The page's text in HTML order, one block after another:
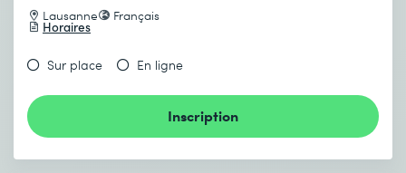
Lausanne Français
Horaires
Sur place En ligne
Inscription